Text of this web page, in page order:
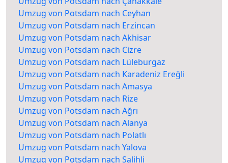
Umzug von Potsdam nach Ceyhan
Umzug von Potsdam nach Erzincan
Umzug von Potsdam nach Akhisar
Umzug von Potsdam nach Cizre
Umzug von Potsdam nach Lüleburgaz
Umzug von Potsdam nach Karadeniz Ereğli
Umzug von Potsdam nach Amasya
Umzug von Potsdam nach Rize
Umzug von Potsdam nach Ağrı
Umzug von Potsdam nach Alanya
Umzug von Potsdam nach Polatlı
Umzug von Potsdam nach Yalova
Umzug von Potsdam nach Salihli